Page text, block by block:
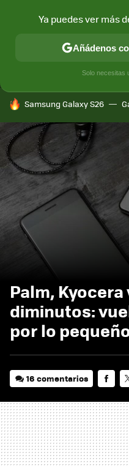
MÓVIL Y
HOY SE HABLA DE
Samsung Galaxy S26
Palm,
diminutos:
por lo
16 comentarios
Ya puedes ver más
Añádenos
Solo necesitas